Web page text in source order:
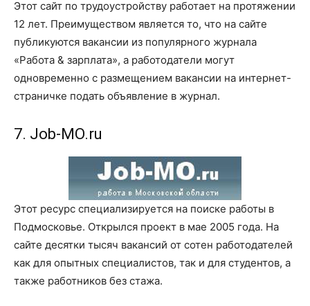
Этот сайт по трудоустройству работает на протяжении
12 лет. Преимуществом является то, что на сайте
публикуются вакансии из популярного журнала
«Работа & зарплата», а работодатели могут
одновременно с размещением вакансии на интернет-
страничке подать объявление в журнал.
7. Job-MO.ru
Этот ресурс специализируется на поиске работы в
Подмосковье. Открылся проект в мае 2005 года. На
сайте десятки тысяч вакансий от сотен работодателей
как для опытных специалистов, так и для студентов, а
также работников без стажа.